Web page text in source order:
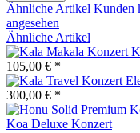
Ähnliche Artikel Kunden
angesehen
Ähnliche Artikel
105,00 € *
300,00 € *
Koa Deluxe Konzert